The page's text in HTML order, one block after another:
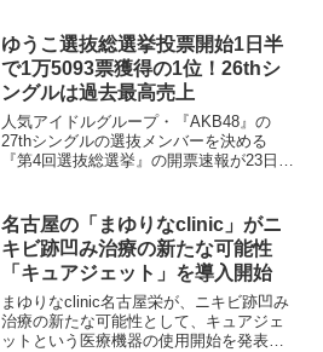
ゆうこ選抜総選挙投票開始1日半
で1万5093票獲得の1位！26thシ
ングルは過去最高売上
人気アイドルグループ・『AKB48』の
27thシングルの選抜メンバーを決める
『第4回選抜総選挙』の開票速報が23日、
た“あっちゃん”前田敦子（20、チームA）
は、卒...
名古屋の「まゆりなclinic」がニ
キビ跡凹み治療の新たな可能性
「キュアジェット」を導入開始
まゆりなclinic名古屋栄が、ニキビ跡凹み
治療の新たな可能性として、キュアジェ
ットという医療機器の使用開始を発表し